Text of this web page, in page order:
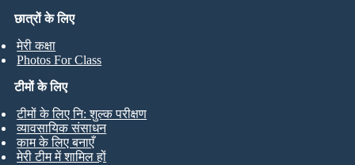
छात्रों के लिए
मेरी कक्षा
Photos For Class
टीमों के लिए
टीमों के लिए नि: शुल्क परीक्षण
व्यावसायिक संसाधन
काम के लिए बनाएँ
मेरी टीम में शामिल हों